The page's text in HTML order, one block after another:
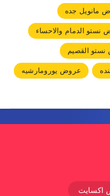
مانويل جده
نستو الدمام والاحساء
القصيم
عروض يورومارشيه
اكسايت